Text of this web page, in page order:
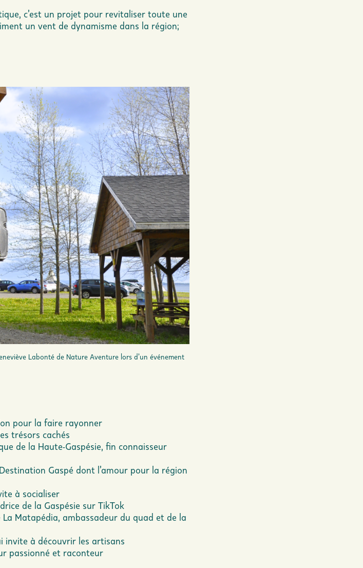
c’est un projet pour revitaliser toute une
un vent de dynamisme dans la région;
Labonté de Nature Aventure lors d’un événement
pour la faire rayonner
trésors cachés
de la Haute-Gaspésie, fin connaisseur
Gaspé dont l’amour pour la région
à socialiser
de la Gaspésie sur TikTok
Matapédia, ambassadeur du quad et de la
invite à découvrir les artisans
passionné et raconteur